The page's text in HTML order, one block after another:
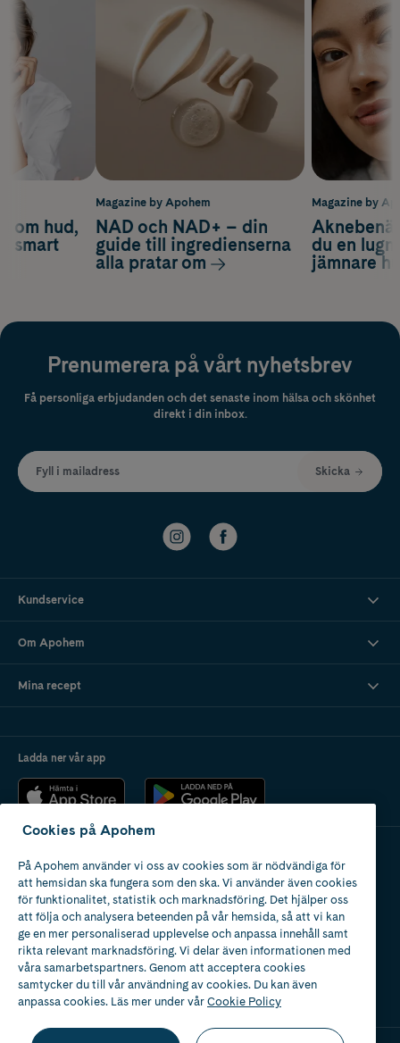
Magazine by
du en
jämnare
om hud,
smart
Magazine by Apohem
NAD och NAD+ – din
guide till ingredienserna
alla pratar om
Prenumerera på vårt nyhetsbrev
Få personliga erbjudanden och det senaste inom hälsa och skönhet
direkt i din inbox.
Fyll i mailadress Skicka
Kundservice
Om Apohem
Mina recept
Ladda ner vår app
Apotek med tillstånd
av Läkemedelsverket
Cookies på Apohem
På Apohem använder vi oss av cookies som är nödvändiga för
att hemsidan ska fungera som den ska. Vi använder även cookies
för funktionalitet, statistik och marknadsföring. Det hjälper oss
att följa och analysera beteenden på vår hemsida, så att vi kan
ge en mer personaliserad upplevelse och anpassa innehåll samt
rikta relevant marknadsföring. Vi delar även informationen med
våra samarbetspartners. Genom att acceptera cookies
samtycker du till vår användning av cookies. Du kan även
anpassa cookies. Läs mer under vårCookie Policy